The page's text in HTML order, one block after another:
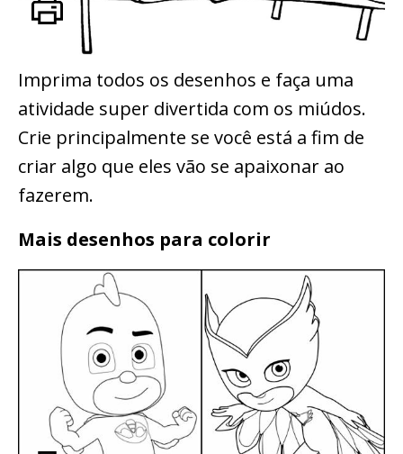
Imprima todos os desenhos e faça uma
atividade super divertida com os miúdos.
Crie principalmente se você está a fim de
criar algo que eles vão se apaixonar ao
fazerem.
Mais desenhos para colorir